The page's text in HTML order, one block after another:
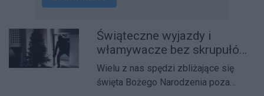
Świąteczne wyjazdy i
włamywacze bez skrupułów.
Jak zabezpieczyć dom?
Wielu z nas spędzi zbliżające się
święta Bożego Narodzenia poza